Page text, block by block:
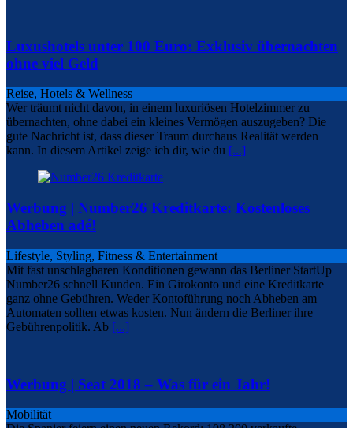
Luxushotels unter 100 Euro: Exklusiv übernachten
ohne viel Geld
Reise, Hotels & Wellness
Wer träumt nicht davon, in einem luxuriösen Hotelzimmer zu
übernachten, ohne dabei ein kleines Vermögen auszugeben? Die
gute Nachricht ist, dass dieser Traum durchaus Realität werden
kann. In diesem Artikel zeige ich dir, wie du [...]
Werbung | Number26 Kreditkarte: Kostenloses
Abheben adé!
Lifestyle, Styling, Fitness & Entertainment
Mit fast unschlagbaren Konditionen gewann das Berliner StartUp
Number26 schnell Kunden. Ein Girokonto und eine Kreditkarte
ganz ohne Gebühren. Weder Kontoführung noch Abheben am
Automaten sollten etwas kosten. Nun ändern die Berliner ihre
Gebührenpolitik. Ab [...]
Werbung | Seat 2018 – Was für ein Jahr!
Mobilität